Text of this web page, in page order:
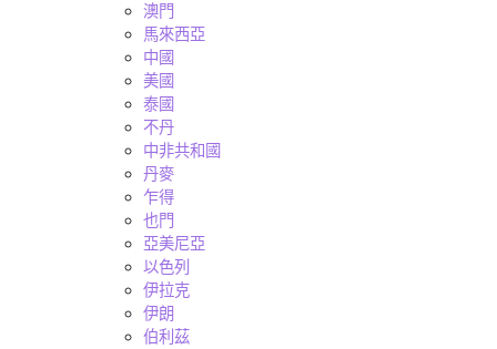
澳門
馬來西亞
中國
美國
泰國
不丹
中非共和國
丹麥
乍得
也門
亞美尼亞
以色列
伊拉克
伊朗
伯利茲